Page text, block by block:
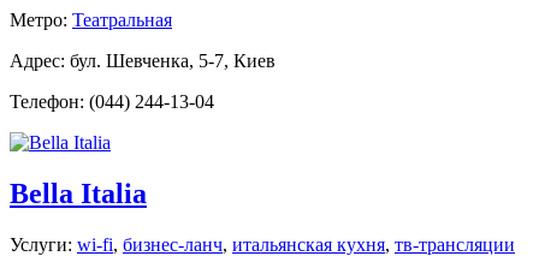
Метро: Театральная
Адрес: бул. Шевченка, 5-7, Киев
Телефон: (044) 244-13-04
Bella Italia
Услуги: wi-fi, бизнес-ланч, итальянская кухня, тв-трансляции